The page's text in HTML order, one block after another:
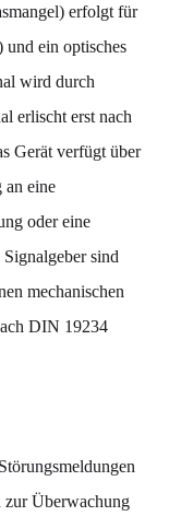
erfolgt für
und ein optisches
wird durch
erlischt erst nach
Gerät verfügt über
an eine
oder eine
sind
mechanischen
DIN 19234
zur Überwachung